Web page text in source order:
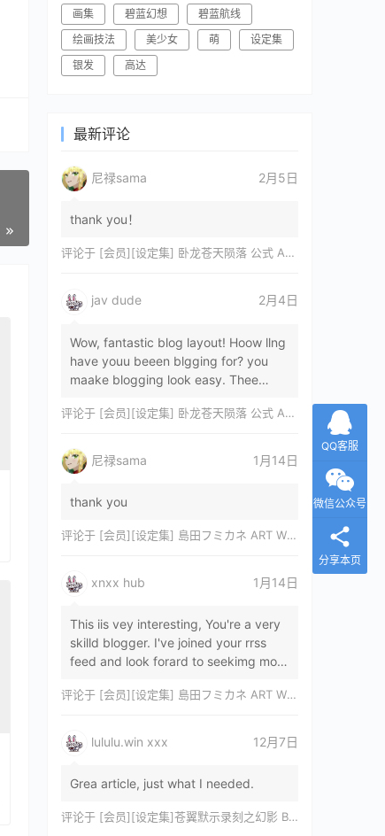
画集
碧蓝幻想
碧蓝航线
绘画技法
美少女 萌
设定集
银发
高达
最新评论
尼禄sama 2月5日
thank you！
评论于 [会员][设定集] 卧龙苍天陨落 公式 ARTWORKS[DL]
jav dude 2月4日
Wow, fantastic blog layout! Hoow llng
have youu beeen blgging for? you
maake blogging look easy. Thee
magnificent, let…
评论于 [会员][设定集] 卧龙苍天陨落 公式 ARTWORKS[DL]
尼禄sama 1月14日
thank you
评论于 [会员][设定集] 島田フミカネ ART WORKS EXTRA Luminous Witches[DL]
xnxx hub 1月14日
This iis vey interesting, You're a very
skilld blogger. I've joined your rrss
feed and look forard to seekimg mor
评论于 [会员][设定集] 島田フミカネ ART WORKS EXTRA Luminous Witches[DL]
lululu.win xxx 12月7日
Grea article, just what I needed.
评论于 [会员][设定集]苍翼默示录刻之幻影 BLAZBLUE CHRONOPHANTASMA 公式設定資料集II
QQ客服
微信公众号
分享本页